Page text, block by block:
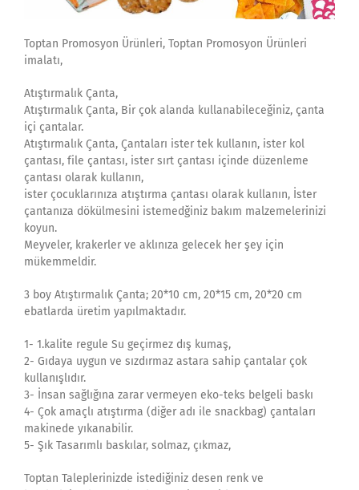
Toptan Promosyon Ürünleri, Toptan Promosyon Ürünleri
imalatı,
Atıştırmalık Çanta,
Atıştırmalık Çanta, Bir çok alanda kullanabileceğiniz, çanta
içi çantalar.
Atıştırmalık Çanta, Çantaları ister tek kullanın, ister kol
çantası, file çantası, ister sırt çantası içinde düzenleme
çantası olarak kullanın,
ister çocuklarınıza atıştırma çantası olarak kullanın, İster
çantanıza dökülmesini istemedğiniz bakım malzemelerinizi
koyun.
Meyveler, krakerler ve aklınıza gelecek her şey için
mükemmeldir.
3 boy Atıştırmalık Çanta; 20*10 cm, 20*15 cm, 20*20 cm
ebatlarda üretim yapılmaktadır.
1- 1.kalite regule Su geçirmez dış kumaş,
2- Gıdaya uygun ve sızdırmaz astara sahip çantalar çok
kullanışlıdır.
3- İnsan sağlığına zarar vermeyen eko-teks belgeli baskı
4- Çok amaçlı atıştırma (diğer adı ile snackbag) çantaları
makinede yıkanabilir.
5- Şık Tasarımlı baskılar, solmaz, çıkmaz,
Toptan Taleplerinizde istediğiniz desen renk ve